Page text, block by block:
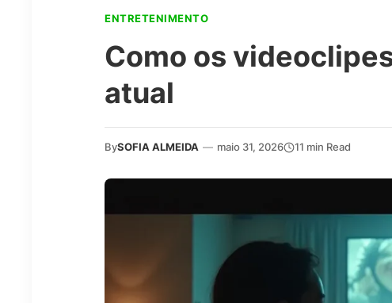
ENTRETENIMENTO
Como os
atual
BySOFIA ALMEIDA — maio 31, 2026 11 min Read